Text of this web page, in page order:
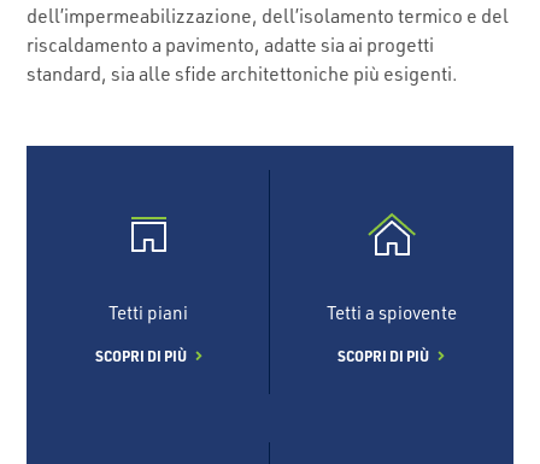
dell’impermeabilizzazione, dell’isolamento termico e del
riscaldamento a pavimento, adatte sia ai progetti
standard, sia alle sfide architettoniche più esigenti.
Tetti piani
SCOPRI DI PIÙ
Tetti a spiovente
SCOPRI DI PIÙ